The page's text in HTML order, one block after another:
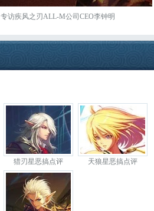
专访疾风之刃ALL-M公司CEO李钟明
猎刃星恶搞点评 天狼星恶搞点评